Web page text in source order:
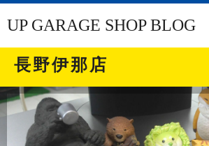
UP GARAGE SHOP BLOG
長野伊那店